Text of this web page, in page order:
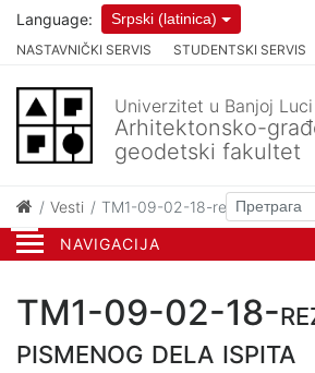
NAVIGACIJA
NASTAVNIČKI SERVIS STUDENTSKI SERVIS
Language: Srpski (latinica)
Univerzitet u Banjoj Luci
Arhitektonsko-
geodetski fakultet
Vesti TM1-09-02-18-rezultati
TM1-09-02-18-
pismenog dela ispita